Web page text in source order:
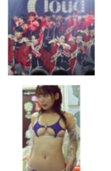
て、丁寧に取り組